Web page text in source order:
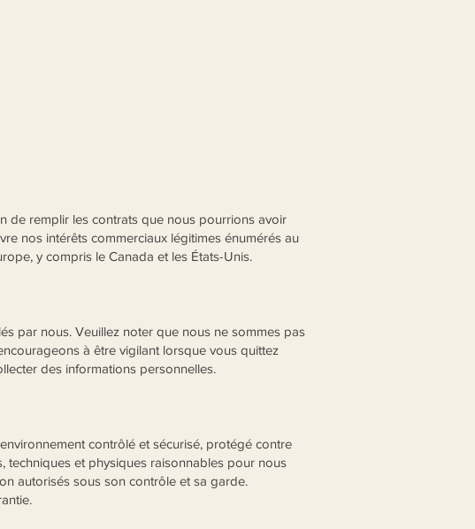
de remplir les contrats que nous pourrions avoir
nos intérêts commerciaux légitimes énumérés au
y compris le Canada et les États-Unis.
par nous. Veuillez noter que nous ne sommes pas
à être vigilant lorsque vous quittez
des informations personnelles.
contrôlé et sécurisé, protégé contre
techniques et physiques raisonnables pour nous
autorisés sous son contrôle et sa garde.